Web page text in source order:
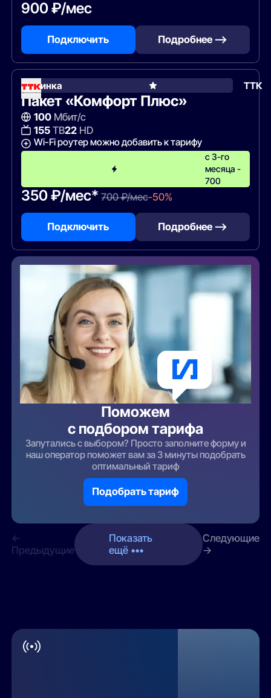
900 ₽/мес
Подключить Подробнее —>
Новинка ТТК
Пакет «Комфорт Плюс»
100Мбит/с
155ТВ22HD
Wi-Fi роутер можно добавить к тарифу
с 3-го
месяца -
700
350 ₽/мес* 700 ₽/мес-50%
Подключить Подробнее —>
Поможем
с подбором тарифа
Запутались с выбором? Просто заполните форму и
наш оператор поможет вам за 3 минуты подобрать
оптимальный тариф
Подобрать тариф
←
Предыдущие
Показать
ещё •••
Следующие
→